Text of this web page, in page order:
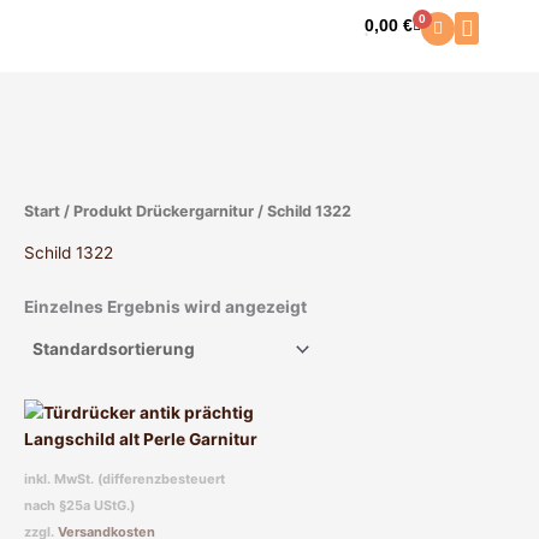
0,00€ 0
Warenkorb
Start / Produkt Drückergarnitur / Schild 1322
Schild 1322
Einzelnes Ergebnis wird angezeigt
inkl. MwSt. (differenzbesteuert
nach §25a UStG.)
zzgl. Versandkosten
Dieses
Produkt
Varianten